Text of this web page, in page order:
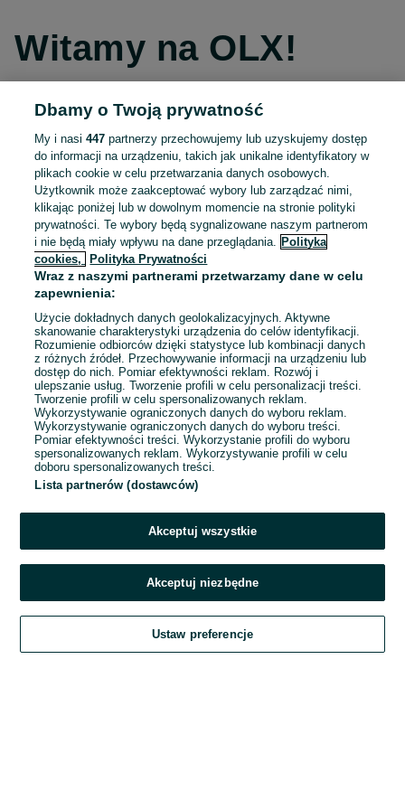
Witamy na OLX!
Kontynuuj przez Facebooka
Kontynuuj przez konto Apple
Kontynuuj przez konto Google
LUB
E-mail
Hasło
Zaloguj się
Kontynuując za pośrednictwem jednego z dostawców wskazanych powyżej,
OLX.pl w jego aktualnym brzmieniu.
Dbamy o Twoją prywatność
My i nasi447 partnerzy przechowujemy lub uzyskujemy dostęp
do informacji na urządzeniu, takich jak unikalne identyfikatory w
plikach cookie w celu przetwarzania danych osobowych.
Użytkownik może zaakceptować wybory lub zarządzać nimi,
klikając poniżej lub w dowolnym momencie na stronie polityki
prywatności. Te wybory będą sygnalizowane naszym partnerom
i nie będą miały wpływu na dane przeglądania.
Polityka
cookies,
Polityka Prywatności
Wraz z naszymi partnerami przetwarzamy dane w celu
zapewnienia:
Użycie dokładnych danych geolokalizacyjnych. Aktywne
skanowanie charakterystyki urządzenia do celów identyfikacji.
Rozumienie odbiorców dzięki statystyce lub kombinacji danych
z różnych źródeł. Przechowywanie informacji na urządzeniu lub
dostęp do nich. Pomiar efektywności reklam. Rozwój i
ulepszanie usług. Tworzenie profili w celu personalizacji treści.
Tworzenie profili w celu spersonalizowanych reklam.
Wykorzystywanie ograniczonych danych do wyboru reklam.
Wykorzystywanie ograniczonych danych do wyboru treści.
Pomiar efektywności treści. Wykorzystanie profili do wyboru
spersonalizowanych reklam. Wykorzystywanie profili w celu
doboru spersonalizowanych treści.
Lista partnerów (dostawców)
Akceptuj wszystkie
Akceptuj niezbędne
Ustaw preferencje